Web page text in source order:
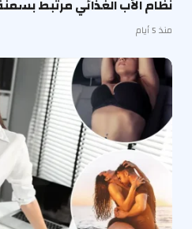
نظام الأب الغذائي مرتبط
منذ 5 أيام